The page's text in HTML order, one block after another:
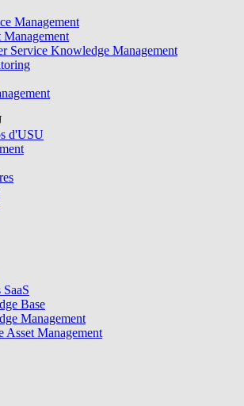
Management
Management
Service Knowledge Management
d'USU
Base
Management
Asset Management